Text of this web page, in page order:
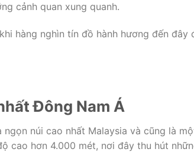
cảnh quan xung quanh.
hàng nghìn tín đồ hành hương đến đây
Đông Nam Á
núi cao nhất Malaysia và cũng là
cao hơn 4.000 mét, nơi đây thu hút